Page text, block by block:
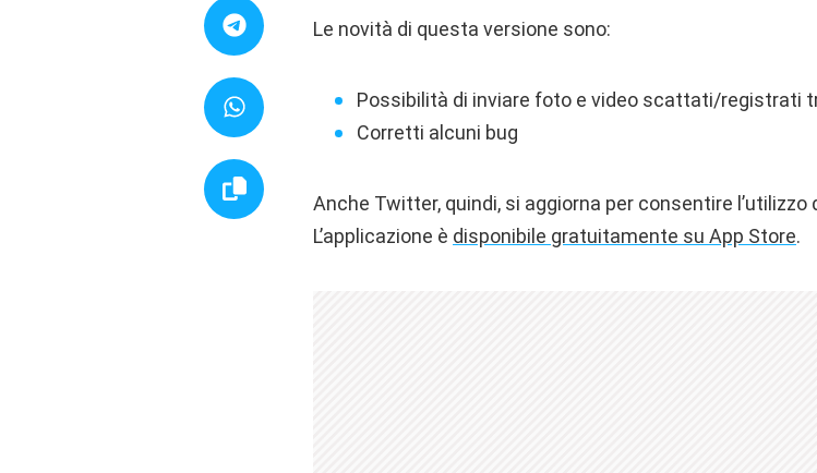
Le novità di questa versione sono:
Possibilità di inviare foto e video scattati/registrati
Corretti alcuni bug
Anche Twitter, quindi, si aggiorna per consentire l’utilizzo
L’applicazione è disponibile gratuitamente su App Store.